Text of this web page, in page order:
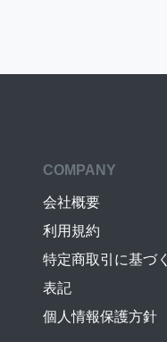
COMPANY
会社概要
利用規約
特定商取引に基づく
表記
個人情報保護方針